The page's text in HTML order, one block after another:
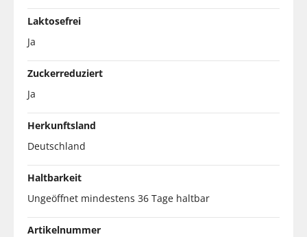
Laktosefrei
Ja
Zuckerreduziert
Ja
Herkunftsland
Deutschland
Haltbarkeit
Ungeöffnet mindestens 36 Tage haltbar
Artikelnummer